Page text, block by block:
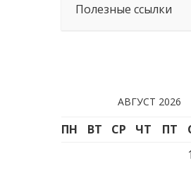
Полезные ссылки
АВГУСТ 2026
ПН ВТ СР ЧТ ПТ
1